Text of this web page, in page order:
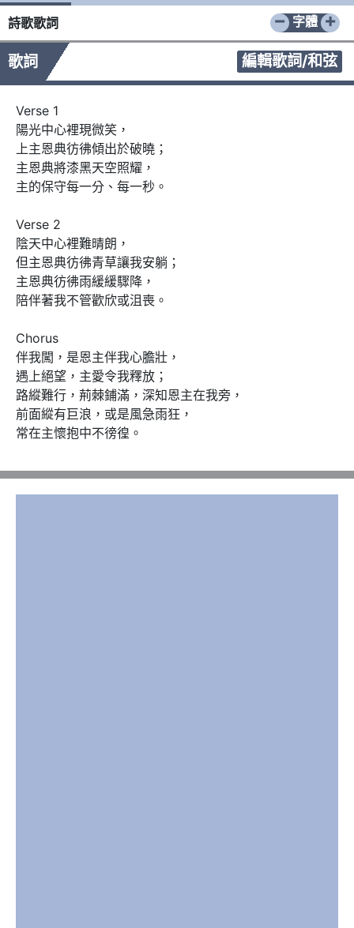
詩歌歌詞 − +
字體
歌詞 編輯歌詞/和弦
Verse 1
陽光中心裡現微笑，
上主恩典彷彿傾出於破曉；
主恩典將漆黑天空照耀，
主的保守每一分、每一秒。
Verse 2
陰天中心裡難晴朗，
但主恩典彷彿青草讓我安躺；
主恩典彷彿雨緩緩驟降，
陪伴著我不管歡欣或沮喪。
Chorus
伴我闖，是恩主伴我心膽壯，
遇上絕望，主愛令我釋放；
路縱難行，荊棘鋪滿，深知恩主在我旁，
前面縱有巨浪，或是風急雨狂，
常在主懷抱中不徬徨。